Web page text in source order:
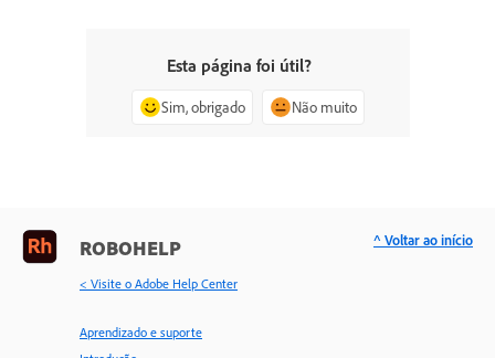
Esta página foi útil?
Sim, obrigado Não muito
ROBOHELP
< Visite o Adobe Help Center
Aprendizado e suporte
^ Voltar ao início